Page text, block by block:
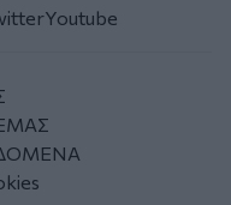
Youtube